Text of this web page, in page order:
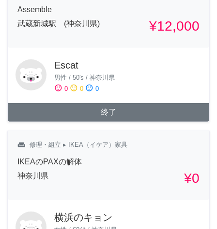
Assemble
武蔵新城駅 (神奈川県)
¥12,000
Escat
男性 / 50's / 神奈川県
sentiment_satisfied 0 sentiment_neutral 0 sentiment_dissatisfied 0
終了
weekend 修理・組立 ▸ IKEA（イケア）家具
IKEAのPAXの解体
神奈川県
¥0
横浜のキョン